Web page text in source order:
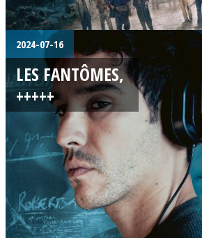
2024-07-16
LES FANTÔMES,
+++++